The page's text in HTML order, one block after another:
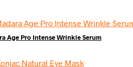
Age Pro Intense Wrinkle Serum